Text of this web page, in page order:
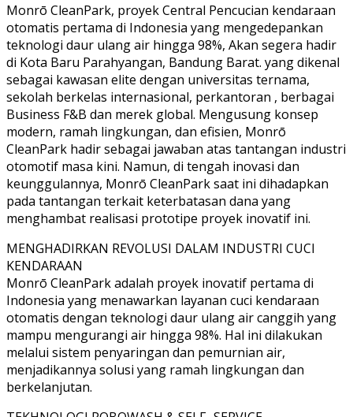
Monrō CleanPark, proyek Central Pencucian kendaraan
otomatis pertama di Indonesia yang mengedepankan
teknologi daur ulang air hingga 98%, Akan segera hadir
di Kota Baru Parahyangan, Bandung Barat. yang dikenal
sebagai kawasan elite dengan universitas ternama,
sekolah berkelas internasional, perkantoran , berbagai
Business F&B dan merek global. Mengusung konsep
modern, ramah lingkungan, dan efisien, Monrō
CleanPark hadir sebagai jawaban atas tantangan industri
otomotif masa kini. Namun, di tengah inovasi dan
keunggulannya, Monrō CleanPark saat ini dihadapkan
pada tantangan terkait keterbatasan dana yang
menghambat realisasi prototipe proyek inovatif ini.
MENGHADIRKAN REVOLUSI DALAM INDUSTRI CUCI
KENDARAAN
Monrō CleanPark adalah proyek inovatif pertama di
Indonesia yang menawarkan layanan cuci kendaraan
otomatis dengan teknologi daur ulang air canggih yang
mampu mengurangi air hingga 98%. Hal ini dilakukan
melalui sistem penyaringan dan pemurnian air,
menjadikannya solusi yang ramah lingkungan dan
berkelanjutan.